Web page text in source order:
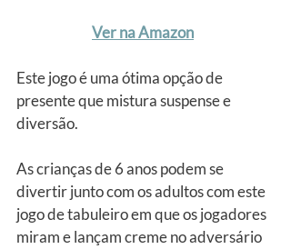
Ver na Amazon
Este jogo é uma ótima opção de
presente que mistura suspense e
diversão.
As crianças de 6 anos podem se
divertir junto com os adultos com este
jogo de tabuleiro em que os jogadores
miram e lançam creme no adversário